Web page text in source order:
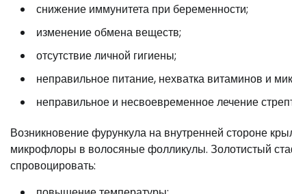
снижение иммунитета при беременности;
изменение обмена веществ;
отсутствие личной гигиены;
неправильное питание, нехватка витаминов и
неправильное и несвоевременное лечение
Возникновение фурункула на внутренней стороне
микрофлоры в волосяные фолликулы. Золотистый
спровоцировать: